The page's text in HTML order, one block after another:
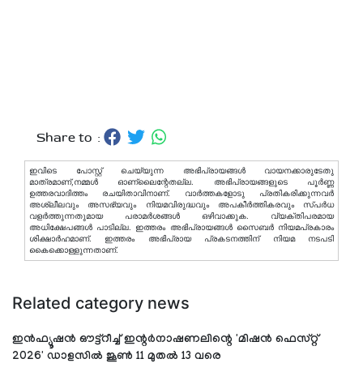
Share to :
ഇവിടെ പോസ്റ്റ് ചെയ്യുന്ന അഭിപ്രായങ്ങള്‍ വായനക്കാരുടേതു
മാത്രമാണ്,നമ്മൾ ഓണ്ലൈന്റേതല്ല. അഭിപ്രായങ്ങളുടെ പൂർണ്ണ
ഉത്തരവാദിത്തം രചയിതാവിനാണ്. വാര്‍ത്തകളോടു പ്രതികരിക്കുന്നവര്‍
അശ്ലീലവും അസഭ്യവും നിയമവിരുദ്ധവും അപകീര്‍ത്തികരവും സ്പര്‍ധ
വളര്‍ത്തുന്നതുമായ പരാമര്‍ശങ്ങള്‍ ഒഴിവാക്കുക. വ്യക്തിപരമായ
അധിക്ഷേപങ്ങള്‍ പാടില്ല. ഇത്തരം അഭിപ്രായങ്ങള്‍ സൈബര്‍ നിയമപ്രകാരം
ശിക്ഷാര്‍ഹമാണ്. ഇത്തരം അഭിപ്രായ പ്രകടനത്തിന് നിയമ നടപടി
കൈക്കൊള്ളുന്നതാണ്.
Related category news
ഇന്‍ഫ്യൂഷന്‍ ഔട്ട്‌റീച്ച് ഇന്റര്‍നാഷണലിന്റെ 'മിഷന്‍ ഫെസ്റ്റ്
2026' ഡാളസില്‍ ജൂണ്‍ 11 മുതല്‍ 13 വരെ